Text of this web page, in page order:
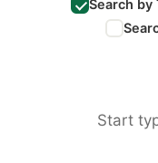
Search by
Start